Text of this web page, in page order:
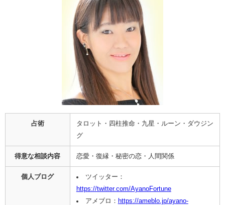
占術
タロット・四柱推命・九星・ルーン・ダウジン
グ
得意な相談内容 恋愛・復縁・秘密の恋・人間関係
個人ブログ
ツイッター：
https://twitter.com/AyanoFortune
アメブロ： https://ameblo.jp/ayano-